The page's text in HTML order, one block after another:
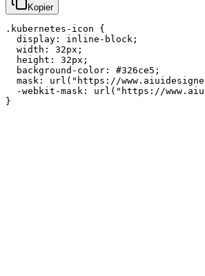
Kopier
.kubernetes-icon {
  display: inline-block;
  width: 32px;
  height: 32px;
  background-color: #326ce5;
mask: url("https://
-webkit-mask: url("https://
}